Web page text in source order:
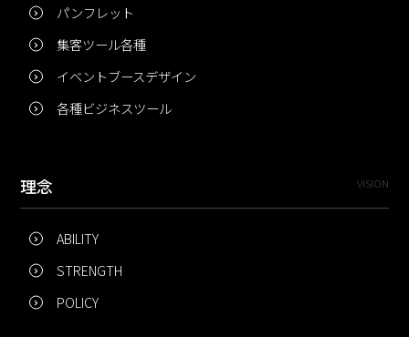
パンフレット
集客ツール各種
イベントブースデザイン
各種ビジネスツール
理念 VISION
ABILITY
STRENGTH
POLICY